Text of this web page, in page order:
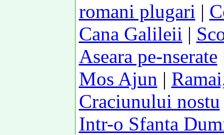
romani plugari |
Cana Galileii |
Aseara pe-nserate
Mos Ajun |
Craciunului nostu
Intr-o Sfanta